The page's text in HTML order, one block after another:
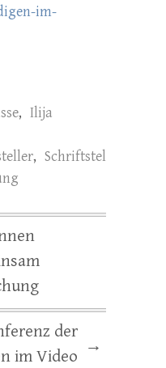
im-
, Ilija
, Schriftstel
der
im Video
→